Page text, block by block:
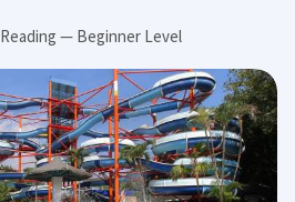
Reading — Beginner Level